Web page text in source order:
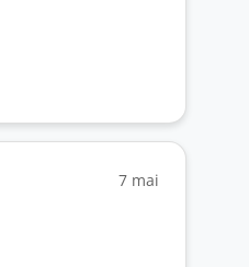
7 mai